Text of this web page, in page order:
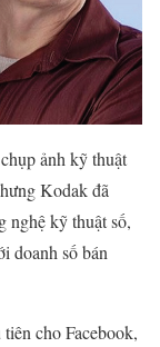
ảnh kỹ thuật
Kodak đã
nghệ kỹ thuật số,
doanh số bán
cho Facebook,